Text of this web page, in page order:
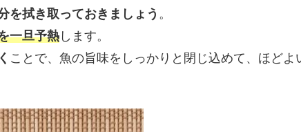
を拭き取っておきましょう 。
一旦予熱 します。
ことで、魚の旨味をしっかりと閉じ込めて、ほどよ